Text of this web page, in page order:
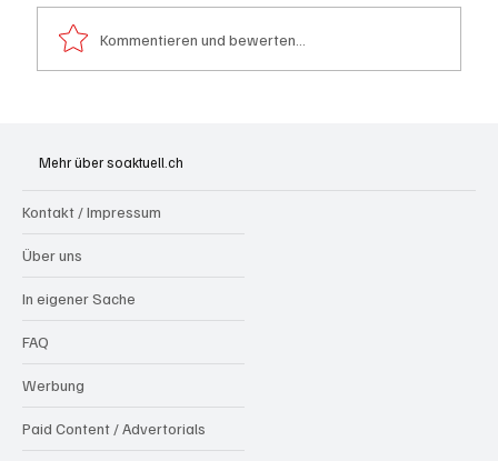
Kommentieren und bewerten...
Mehr über soaktuell.ch
Kontakt / Impressum
Über uns
In eigener Sache
FAQ
Werbung
Paid Content / Advertorials